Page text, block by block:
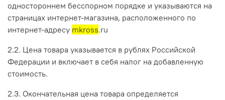
одностороннем бесспорном порядке и указываются на
страницах интернет-магазина, расположенного по
интернет-адресу mkross.ru
2.2. Цена товара указывается в рублях Российской
Федерации и включает в себя налог на добавленную
стоимость.
2.3. Окончательная цена товара определяется